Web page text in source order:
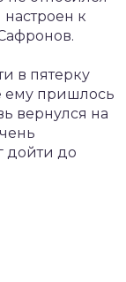
к
в пятерку
ему пришлось
вернулся на
дойти до